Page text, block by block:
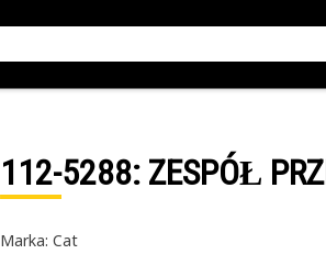
112-5288: ZESPÓŁ
Marka: Cat